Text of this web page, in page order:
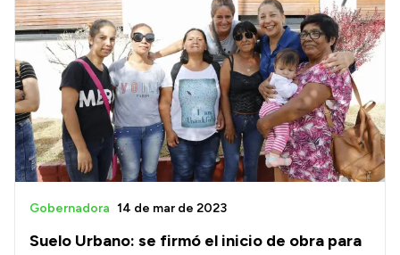
Suelo Urbano: se firmó el inicio de obra para
Gobernadora 14 de mar de 2023